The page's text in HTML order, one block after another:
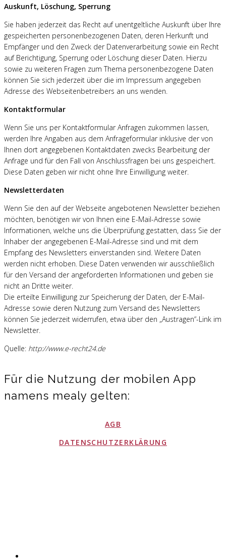
Auskunft, Löschung, Sperrung
Sie haben jederzeit das Recht auf unentgeltliche Auskunft über Ihre
gespeicherten personenbezogenen Daten, deren Herkunft und
Empfänger und den Zweck der Datenverarbeitung sowie ein Recht
auf Berichtigung, Sperrung oder Löschung dieser Daten. Hierzu
sowie zu weiteren Fragen zum Thema personenbezogene Daten
können Sie sich jederzeit über die im Impressum angegeben
Adresse des Webseitenbetreibers an uns wenden.
Kontaktformular
Wenn Sie uns per Kontaktformular Anfragen zukommen lassen,
werden Ihre Angaben aus dem Anfrageformular inklusive der von
Ihnen dort angegebenen Kontaktdaten zwecks Bearbeitung der
Anfrage und für den Fall von Anschlussfragen bei uns gespeichert.
Diese Daten geben wir nicht ohne Ihre Einwilligung weiter.
Newsletterdaten
Wenn Sie den auf der Webseite angebotenen Newsletter beziehen
möchten, benötigen wir von Ihnen eine E-Mail-Adresse sowie
Informationen, welche uns die Überprüfung gestatten, dass Sie der
Inhaber der angegebenen E-Mail-Adresse sind und mit dem
Empfang des Newsletters einverstanden sind. Weitere Daten
werden nicht erhoben. Diese Daten verwenden wir ausschließlich
für den Versand der angeforderten Informationen und geben sie
nicht an Dritte weiter.
Die erteilte Einwilligung zur Speicherung der Daten, der E-Mail-
Adresse sowie deren Nutzung zum Versand des Newsletters
können Sie jederzeit widerrufen, etwa über den „Austragen“-Link im
Newsletter.
Quelle: http://www.e-recht24.de
Für die Nutzung der mobilen App
namens mealy gelten:
AGB
DATENSCHUTZERKLÄRUNG